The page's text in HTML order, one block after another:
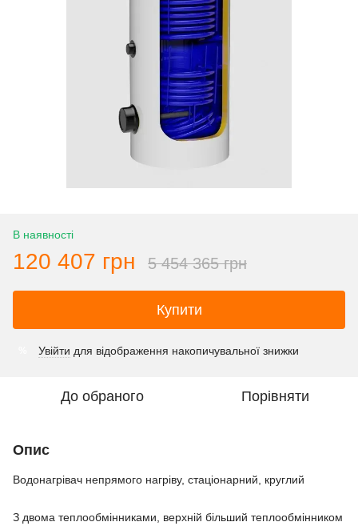
В наявності
120 407 грн 5 454 365 грн
Купити
Увійти для відображення накопичувальної знижки
До обраного Порівняти
Опис
Водонагрівач непрямого нагріву, стаціонарний, круглий
З двома теплообмінниками, верхній більший теплообмінником